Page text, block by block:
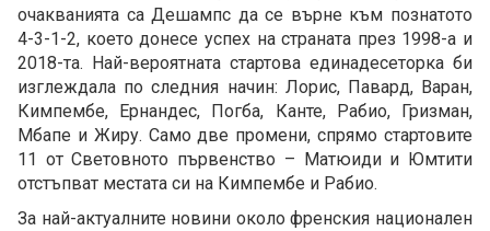
очакванията са Дешампс да се върне към познатото
4-3-1-2, което донесе успех на страната през 1998-а и
2018-та. Най-вероятната стартова единадесеторка би
изглеждала по следния начин: Лорис, Павард, Варан,
Кимпембе, Ернандес, Погба, Канте, Рабио, Гризман,
Мбапе и Жиру. Само две промени, спрямо стартовите
11 от Световното първенство – Матюиди и Юмтити
отстъпват местата си на Кимпембе и Рабио.
За най-актуалните новини около френския национален